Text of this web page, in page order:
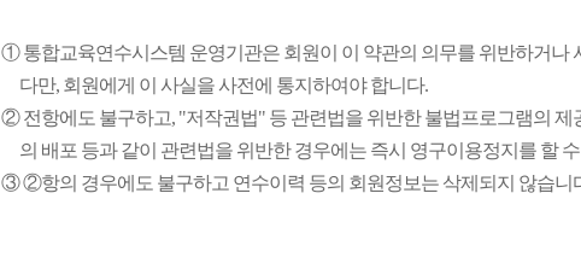
① 통합교육연수시스템 운영기관은 회원이 이 약관의 의무를 위반하거나
다만, 회원에게 이 사실을 사전에 통지하여야 합니다.
② 전항에도 불구하고, "저작권법" 등 관련법을 위반한 불법프로그램의
의 배포 등과 같이 관련법을 위반한 경우에는 즉시 영구이용정지를 할
③ ②항의 경우에도 불구하고 연수이력 등의 회원정보는 삭제되지 않습니